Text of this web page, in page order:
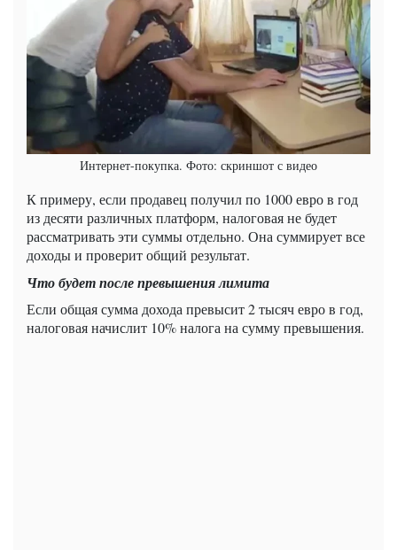
Интернет-покупка. Фото: скриншот с видео
К примеру, если продавец получил по 1000 евро в год
из десяти различных платформ, налоговая не будет
рассматривать эти суммы отдельно. Она суммирует все
доходы и проверит общий результат.
Что будет после превышения лимита
Если общая сумма дохода превысит 2 тысяч евро в год,
налоговая начислит 10% налога на сумму превышения.